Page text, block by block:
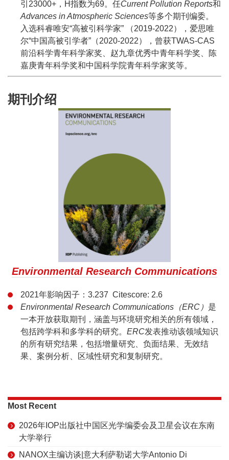
引23000+，H指数为69。任Current Pollution Reports和
Advances in Atmospheric Sciences等多个期刊编委。
入选科睿唯安“高被引科学家” （2019-2022），爱思唯
尔“中国高被引学者”（2020-2022），曾获TWAS-CAS
前沿科学青年科学家奖、赵九章优秀中青年科学奖、陈
嘉庚青年科学奖和中国科学院青年科学家奖等。
期刊介绍
Environmental Research Communications
2021年影响因子：3.237 Citescore: 2.6
Environmental Research Communications（ERC） 是
一本开放获取期刊，涵盖与环境研究相关的所有领域，
包括跨学科和多学科的研究。 ERC发表推动该领域知识
的所有研究结果，包括增量研究、负面结果、无效结
果、案例分析、区域性研究和复制研究。
Most Recent
2026年IOP出版社中国区光学编委会及卫星会议在东南
大学举行
NANOX主编访谈|意大利萨勒诺大学Antonio Di